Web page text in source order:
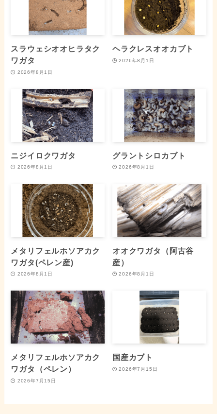
スラウェシオオヒラタク
ワガタ
2026年8月1日
ヘラクレスオオカブト
2026年8月1日
ニジイロクワガタ
2026年8月1日
グラントシロカブト
2026年8月1日
メタリフェルホソアカク
ワガタ(ペレン産)
2026年8月1日
オオクワガタ（阿古谷
産）
2026年8月1日
メタリフェルホソアカク
ワガタ（ペレン）
2026年7月15日
国産カブト
2026年7月15日